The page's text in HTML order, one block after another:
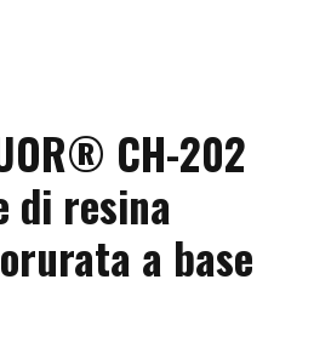
CH-202
di resina
a base